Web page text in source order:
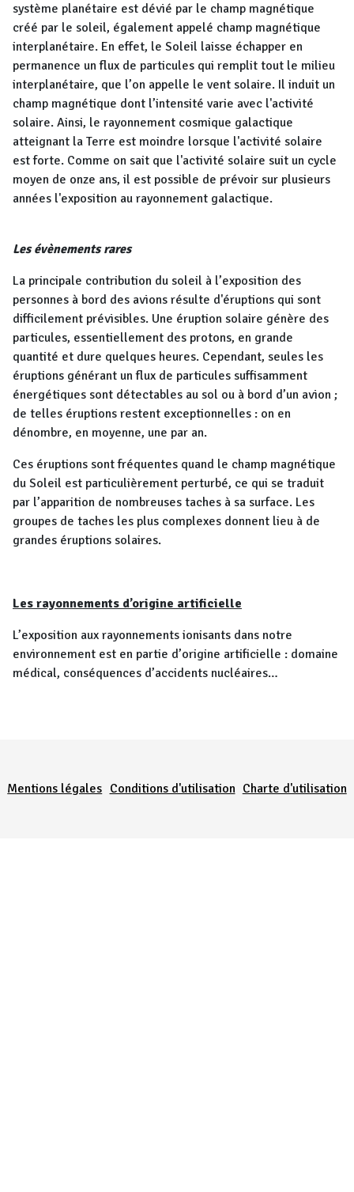
système planétaire est dévié par le champ magnétique
créé par le soleil, également appelé champ magnétique
interplanétaire. En effet, le Soleil laisse échapper en
permanence un flux de particules qui remplit tout le milieu
interplanétaire, que l’on appelle le vent solaire. Il induit un
champ magnétique dont l’intensité varie avec l'activité
solaire. Ainsi, le rayonnement cosmique galactique
atteignant la Terre est moindre lorsque l'activité solaire
est forte. Comme on sait que l'activité solaire suit un cycle
moyen de onze ans, il est possible de prévoir sur plusieurs
années l'exposition au rayonnement galactique.
Les évènements rares
La principale contribution du soleil à l’exposition des
personnes à bord des avions résulte d'éruptions qui sont
difficilement prévisibles. Une éruption solaire génère des
particules, essentiellement des protons, en grande
quantité et dure quelques heures. Cependant, seules les
éruptions générant un flux de particules suffisamment
énergétiques sont détectables au sol ou à bord d’un avion ;
de telles éruptions restent exceptionnelles : on en
dénombre, en moyenne, une par an.
Ces éruptions sont fréquentes quand le champ magnétique
du Soleil est particulièrement perturbé, ce qui se traduit
par l’apparition de nombreuses taches à sa surface. Les
groupes de taches les plus complexes donnent lieu à de
grandes éruptions solaires.
Les rayonnements d’origine artificielle
L’exposition aux rayonnements ionisants dans notre
environnement est en partie d’origine artificielle : domaine
médical, conséquences d’accidents nucléaires…
Mentions légales Conditions d'utilisation Charte d'utilisation